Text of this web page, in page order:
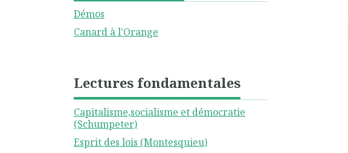
Démos
Canard à l'Orange
Lectures fondamentales
Capitalisme,socialisme et démocratie
(Schumpeter)
Esprit des lois (Montesquieu)